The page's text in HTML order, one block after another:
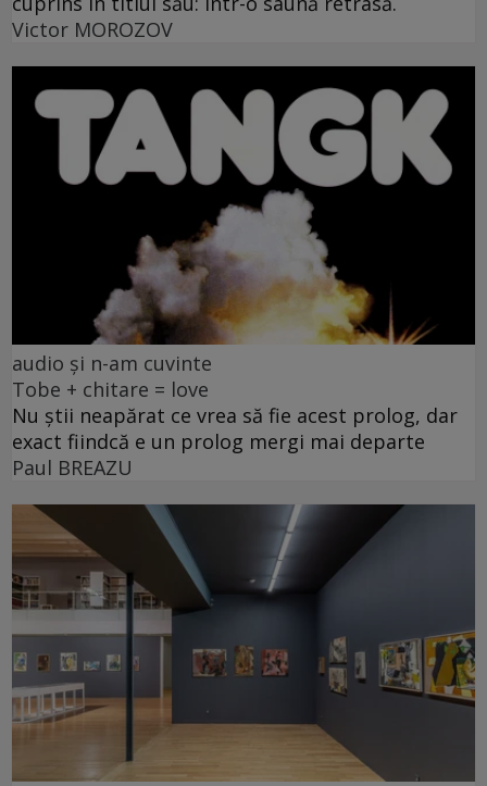
Victor MOROZOV
audio și n-am cuvinte
Tobe + chitare = love
Nu știi neapărat ce vrea să fie acest prolog, dar
exact fiindcă e un prolog mergi mai departe
Paul BREAZU